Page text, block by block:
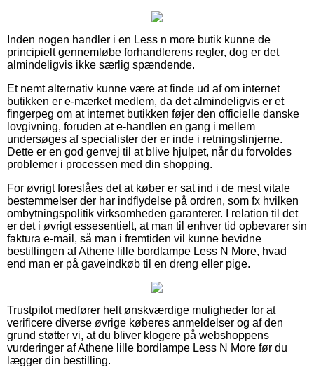
Inden nogen handler i en Less n more butik kunne de
principielt gennemløbe forhandlerens regler, dog er det
almindeligvis ikke særlig spændende.
Et nemt alternativ kunne være at finde ud af om internet
butikken er e-mærket medlem, da det almindeligvis er et
fingerpeg om at internet butikken føjer den officielle danske
lovgivning, foruden at e-handlen en gang i mellem
undersøges af specialister der er inde i retningslinjerne.
Dette er en god genvej til at blive hjulpet, når du forvoldes
problemer i processen med din shopping.
For øvrigt foreslåes det at køber er sat ind i de mest vitale
bestemmelser der har indflydelse på ordren, som fx hvilken
ombytningspolitik virksomheden garanterer. I relation til det
er det i øvrigt essesentielt, at man til enhver tid opbevarer sin
faktura e-mail, så man i fremtiden vil kunne bevidne
bestillingen af Athene lille bordlampe Less N More, hvad
end man er på gaveindkøb til en dreng eller pige.
Trustpilot medfører helt ønskværdige muligheder for at
verificere diverse øvrige køberes anmeldelser og af den
grund støtter vi, at du bliver klogere på webshoppens
vurderinger af Athene lille bordlampe Less N More før du
lægger din bestilling.